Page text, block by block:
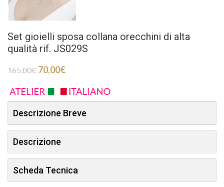
Set gioielli sposa collana orecchini di alta
qualità rif. JS029S
165,00€ 70,00€
Descrizione Breve
Descrizione
Scheda Tecnica